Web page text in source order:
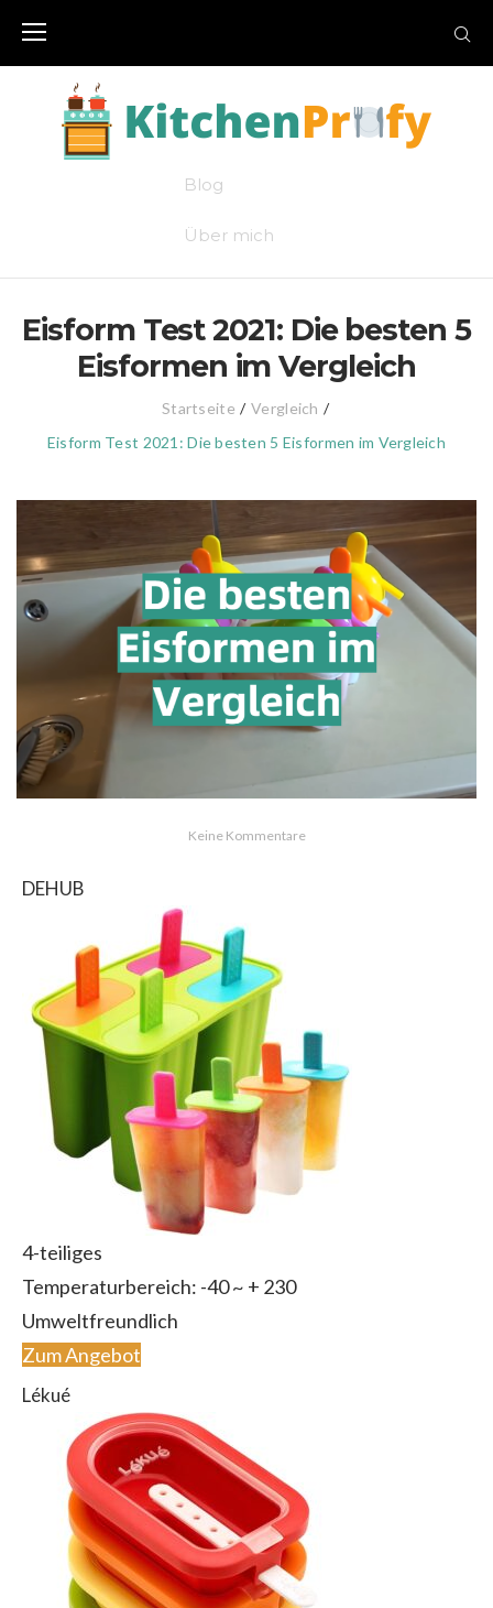
Blog
Über mich
Eisform Test 2021: Die besten 5
Eisformen im Vergleich
Startseite / Vergleich /
Eisform Test 2021: Die besten 5 Eisformen im Vergleich
Keine Kommentare
DEHUB
4-teiliges
Temperaturbereich: -40 ~ + 230
Umweltfreundlich
Zum Angebot
Lékué